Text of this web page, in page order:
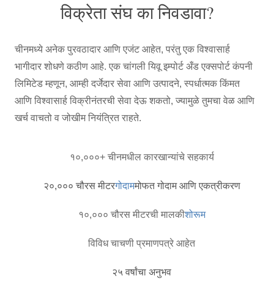
विक्रेता संघ का निवडावा?
चीनमध्ये अनेक पुरवठादार आणि एजंट आहेत, परंतु एक विश्वासार्ह
भागीदार शोधणे कठीण आहे. एक चांगली यिवू इम्पोर्ट अँड एक्सपोर्ट कंपनी
लिमिटेड म्हणून, आम्ही दर्जेदार सेवा आणि उत्पादने, स्पर्धात्मक किंमत
आणि विश्वासार्ह विक्रीनंतरची सेवा देऊ शकतो, ज्यामुळे तुमचा वेळ आणि
खर्च वाचतो व जोखीम नियंत्रित राहते.
१०,०००+ चीनमधील कारखान्यांचे सहकार्य
२०,००० चौरस मीटरगोदाममोफत गोदाम आणि एकत्रीकरण
१०,००० चौरस मीटरची मालकीशोरूम
विविध चाचणी प्रमाणपत्रे आहेत
२५ वर्षांचा अनुभव